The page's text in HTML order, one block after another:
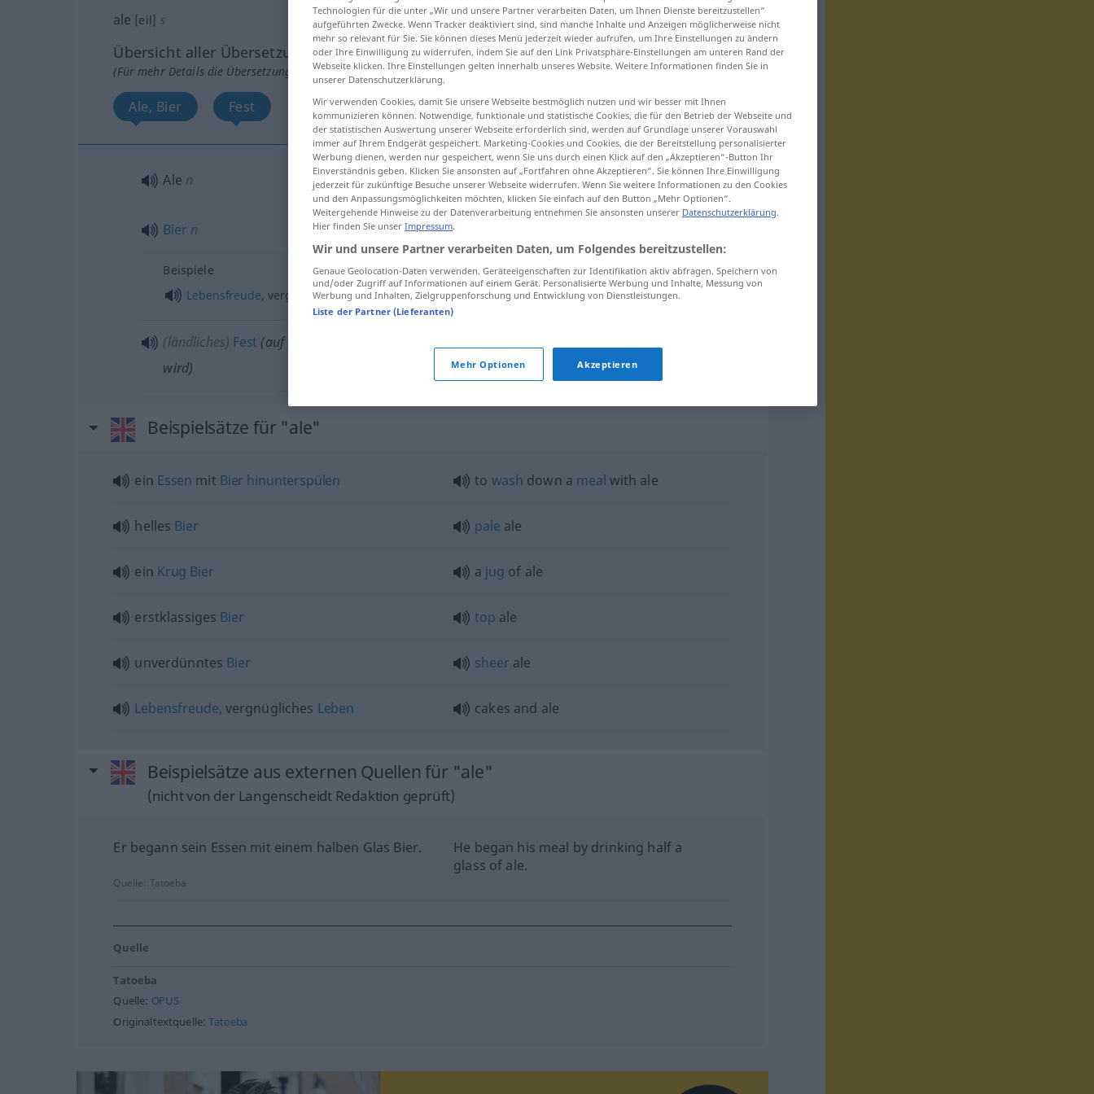
ale [eil] s
Übersicht aller Übersetzungen
(Für mehr Details die Übersetzung anklicken/antippen)
Ale, Bier Fest
Ale n ale
Bier n
Beispiele
Lebensfreude, vergnüglichesLeben cakes and ale
(ländliches) Fest (auf dem viel Bier getrunken
wird)
Beispielsätze für "ale"
ein Essen mit Bier hinunterspülen to wash down a meal with ale
helles Bier pale ale
ein Krug Bier a jug of ale
erstklassiges Bier top ale
unverdünntes Bier sheer ale
Lebensfreude, vergnügliches Leben cakes and ale
Beispielsätze aus externen Quellen für "ale"
(nicht von der Langenscheidt Redaktion geprüft)
Er begann sein Essen mit einem halben Glas Bier.
He began his meal by drinking half a
glass of ale.
Quelle: Tatoeba
Quelle
Tatoeba
Quelle: OPUS
Originaltextquelle:Tatoeba
Technologien für die unter „Wir und unsere Partner verarbeiten Daten, um Ihnen Dienste bereitzustellen“
aufgeführten Zwecke. Wenn Tracker deaktiviert sind, sind manche Inhalte und Anzeigen möglicherweise nicht
mehr so relevant für Sie. Sie können dieses Menü jederzeit wieder aufrufen, um Ihre Einstellungen zu ändern
oder Ihre Einwilligung zu widerrufen, indem Sie auf den Link Privatsphäre-Einstellungen am unteren Rand der
Webseite klicken. Ihre Einstellungen gelten innerhalb unseres Website. Weitere Informationen finden Sie in
unserer Datenschutzerklärung.
Wir verwenden Cookies, damit Sie unsere Webseite bestmöglich nutzen und wir besser mit Ihnen
kommunizieren können. Notwendige, funktionale und statistische Cookies, die für den Betrieb der Webseite und
der statistischen Auswertung unserer Webseite erforderlich sind, werden auf Grundlage unserer Vorauswahl
immer auf Ihrem Endgerät gespeichert. Marketing-Cookies und Cookies, die der Bereitstellung personalisierter
Werbung dienen, werden nur gespeichert, wenn Sie uns durch einen Klick auf den „Akzeptieren“-Button Ihr
Einverständnis geben. Klicken Sie ansonsten auf „Fortfahren ohne Akzeptieren“. Sie können Ihre Einwilligung
jederzeit für zukünftige Besuche unserer Webseite widerrufen. Wenn Sie weitere Informationen zu den Cookies
und den Anpassungsmöglichkeiten möchten, klicken Sie einfach auf den Button „Mehr Optionen“.
Weitergehende Hinweise zu der Datenverarbeitung entnehmen Sie ansonsten unserer Datenschutzerklärung.
Hier finden Sie unser Impressum.
Wir und unsere Partner verarbeiten Daten, um Folgendes bereitzustellen:
Genaue Geolocation-Daten verwenden. Geräteeigenschaften zur Identifikation aktiv abfragen. Speichern von
und/oder Zugriff auf Informationen auf einem Gerät. Personalisierte Werbung und Inhalte, Messung von
Werbung und Inhalten, Zielgruppenforschung und Entwicklung von Dienstleistungen.
Liste der Partner (Lieferanten)
Mehr Optionen Akzeptieren